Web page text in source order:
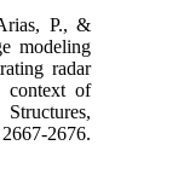
P., &
modeling
radar
context of